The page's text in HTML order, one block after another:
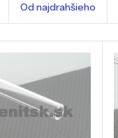
Od najdrahšieho